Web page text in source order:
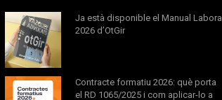
Ja està disponible el Manual Laboral
2026 d’OtGir
Contracte formatiu 2026: què porta
el RD 1065/2025 i com aplicar-lo a